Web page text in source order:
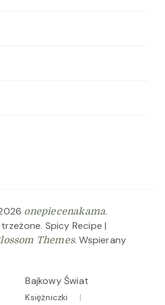
onepiecenakama.
Spicy Recipe |
Themes. Wspierany
Bajkowy Świat
Księżniczki